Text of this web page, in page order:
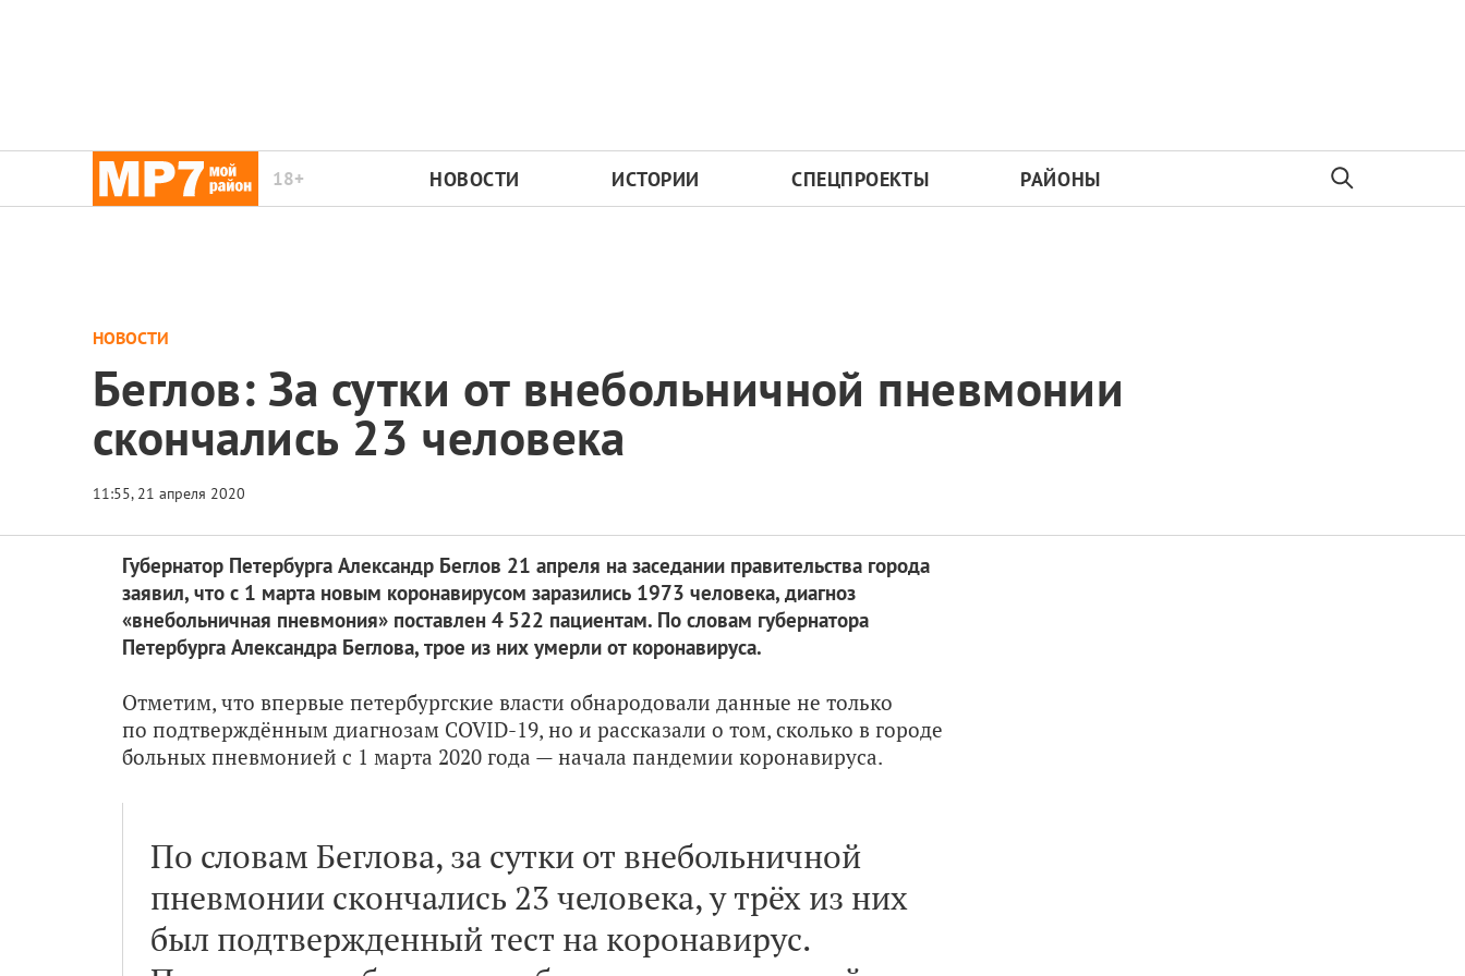
18+ НОВОСТИ ИСТОРИИ СПЕЦПРОЕКТЫ РАЙОНЫ
НОВОСТИ
Беглов: За сутки от внебольничной пневмонии
скончались 23 человека
Губернатор Петербурга Александр Беглов 21 апреля на заседании правительства города
заявил, что с 1 марта новым коронавирусом заразились 1973 человека, диагноз
«внебольничная пневмония» поставлен 4 522 пациентам. По словам губернатора
Петербурга Александра Беглова, трое из них умерли от коронавируса.
Отметим, что впервые петербургские власти обнародовали данные не только
по подтверждённым диагнозам COVID-19, но и рассказали о том, сколько в городе
больных пневмонией с 1 марта 2020 года — начала пандемии коронавируса.
По словам Беглова, за сутки от внебольничной
пневмонии скончались 23 человека, у трёх из них
был подтвержденный тест на коронавирус.